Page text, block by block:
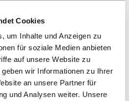
Cookies
um Inhalte und Anzeigen zu
für soziale Medien anbieten
auf unsere Website zu
wir Informationen zu Ihrer
an unsere Partner für
und Analysen weiter. Unsere